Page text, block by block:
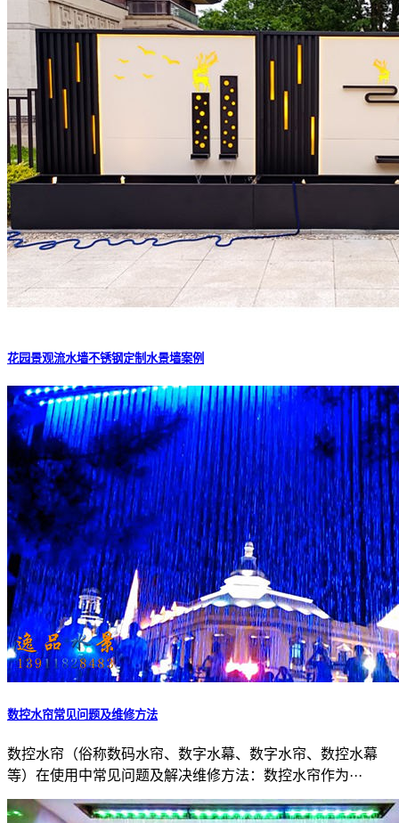
花园景观流水墙不锈钢定制水景墙案例
数控水帘常见问题及维修方法
数控水帘（俗称数码水帘、数字水幕、数字水帘、数控水幕
等）在使用中常见问题及解决维修方法：数控水帘作为···